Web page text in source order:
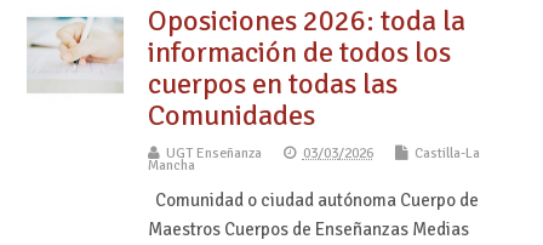
Oposiciones 2026: toda la
información de todos los
cuerpos en todas las
Comunidades
UGT Enseñanza 03/03/2026 Castilla-La
Mancha
Comunidad o ciudad autónoma Cuerpo de
Maestros Cuerpos de Enseñanzas Medias